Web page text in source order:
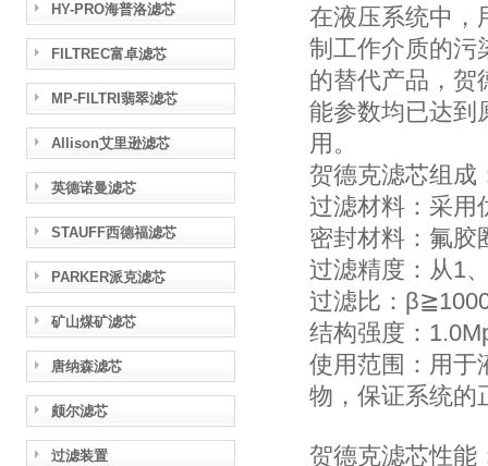
HY-PRO海普洛滤芯
FILTREC富卓滤芯
MP-FILTRI翡翠滤芯
Allison艾里逊滤芯
英德诺曼滤芯
STAUFF西德福滤芯
PARKER派克滤芯
矿山煤矿滤芯
唐纳森滤芯
颇尔滤芯
过滤装置
在液压系统中，
制工作介质的污
的替代产品，贺
能参数均已达到
用。
贺德克滤芯组成
过滤材料：采用
密封材料：氟胶
过滤精度：从1
过滤比：
结构强度：
使用范围：用于
物，保证系统的
贺德克滤芯性能